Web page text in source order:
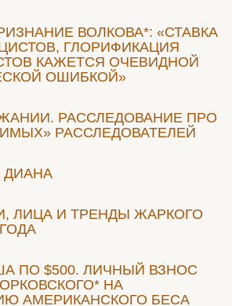
ВОЛКОВА*: «СТАВКА
ГЛОРИФИКАЦИЯ
КАЖЕТСЯ ОЧЕВИДНОЙ
ОШИБКОЙ»
РАССЛЕДОВАНИЕ ПРО
РАССЛЕДОВАТЕЛЕЙ
ДИАНА
ЛИЦА И ТРЕНДЫ ЖАРКОГО
ПО $500. ЛИЧНЫЙ ВЗНОС
НА
АМЕРИКАНСКОГО БЕСА